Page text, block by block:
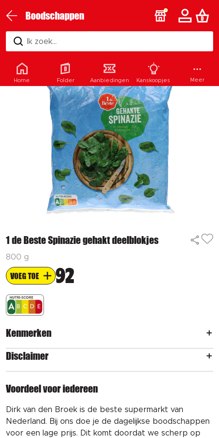
Boodschappen
Ik zoek...
1 de Beste Spinazie gehakt deelblokjes
800 g
VOEG TOE 92
Kenmerken
Disclaimer
Voordeel voor iedereen
Dirk van den Broek is de beste supermarkt van
Nederland. Bij ons doe je de dagelijkse boodschappen
voor een lage prijs. Dit komt doordat we scherp op
Home Folder Aanbiedingen Kanskoopjes Meer